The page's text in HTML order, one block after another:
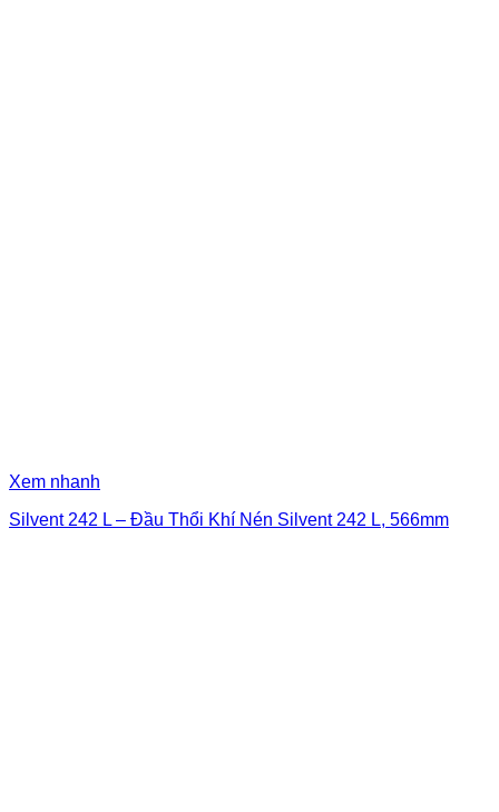
Xem nhanh
Silvent 242 L – Đầu Thổi Khí Nén Silvent 242 L, 566mm